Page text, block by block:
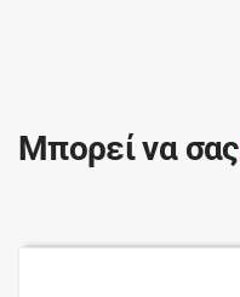
Μπορεί να σας